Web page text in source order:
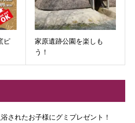
ピ
家原遺跡公園を楽しも
う！
浴されたお子様にグミプレゼント！